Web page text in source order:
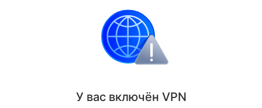
Обратитесь в поддержку оператора.
Поделиться
У вас включён VPN